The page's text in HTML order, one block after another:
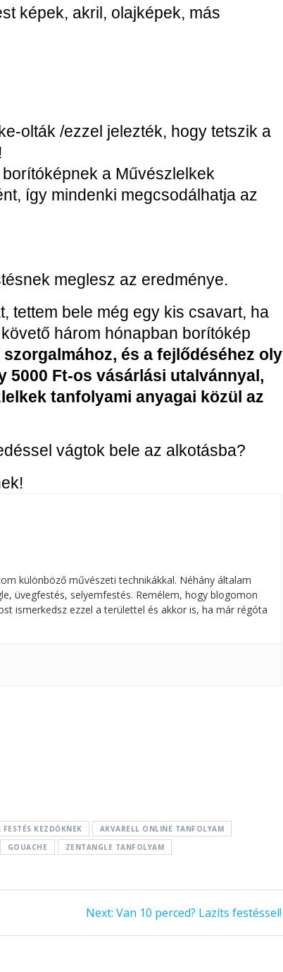
képek, akril, olajképek, más
olták /ezzel jelezték, hogy tetszik a
a Művészlelkek
így mindenki megcsodálhatja az
meglesz az eredménye.
tettem bele még egy kis csavart, ha
három hónapban borítókép
és a fejlődéséhez oly
5000 Ft-os vásárlási utalvánnyal,
tanfolyami anyagai közül az
vágtok bele az alkotásba?
különböző művészeti technikákkal. Néhány általam
üvegfestés, selyemfestés. Remélem, hogy blogomon
ismerkedsz ezzel a területtel és akkor is, ha már régóta
FESTÉS KEZDŐKNEK
AKVARELL ONLINE TANFOLYAM
GOUACHE ZENTANGLE TANFOLYAM
Next: Next
Van 10 perced? Lazíts festéssel!